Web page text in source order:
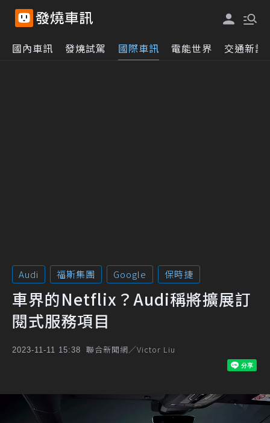
國內車訊 發燒試駕 國際車訊 電能世界 交通新訊
Audi 福斯集團 Google 保時捷
車界的Netflix？Audi稱將擴展訂
閱式服務項目
2023-11-11 15:38 聯合新聞網／Victor Liu